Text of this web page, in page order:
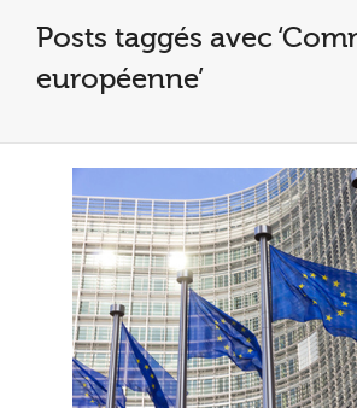
Posts taggés avec
européenne’